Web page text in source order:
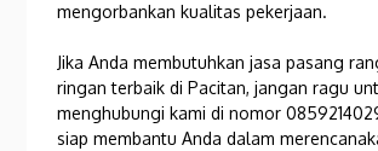
mengorbankan kualitas pekerjaan.
Jika Anda membutuhkan jasa pasang
ringan terbaik di Pacitan, jangan ragu
menghubungi kami di nomor
siap membantu Anda dalam